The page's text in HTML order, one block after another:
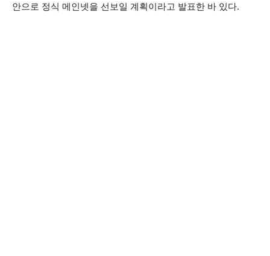
안으로 정식 메인넷을 선보일 계획이라고 발표한 바 있다.